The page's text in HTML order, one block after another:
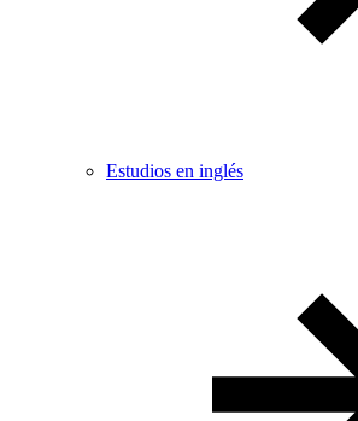
Estudios en inglés